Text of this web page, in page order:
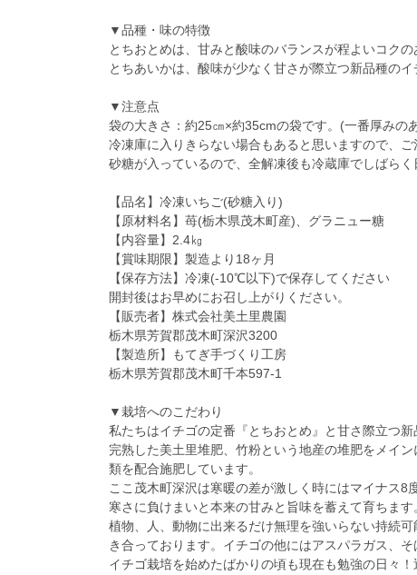
▼品種・味の特徴
とちおとめは、甘みと酸味のバランスが程よいコクの
とちあいかは、酸味が少なく甘さが際立つ新品種のイ
▼注意点
袋の大きさ：約25㎝×約35cmの袋です。(一番厚みの
冷凍庫に入りきらない場合もあると思いますので、ご
砂糖が入っているので、全解凍後も冷蔵庫でしばらく
【品名】冷凍いちご(砂糖入り)
【原材料名】苺(栃木県茂木町産)、グラニュー糖
【内容量】2.4㎏
【賞味期限】製造より18ヶ月
【保存方法】冷凍(-10℃以下)で保存してください
開封後はお早めにお召し上がりください。
【販売者】株式会社美土里農園
栃木県芳賀郡茂木町深沢3200
【製造所】もてぎ手づくり工房
栃木県芳賀郡茂木町千本597-1
▼栽培へのこだわり
私たちはイチゴの定番『とちおとめ』と甘さ際立つ
完熟した美土里堆肥、竹粉という地産の堆肥をメイ
類を配合施肥しています。
ここ茂木町深沢は寒暖の差が激しく時にはマイナス8
寒さに負けまいと本来の甘みと旨味を蓄えて育ちます
植物、人、動物に出来るだけ無理を強いらない持続
き合っております。イチゴの他にはアスパラガス、そ
イチゴ栽培を始めたばかりの頃も現在も勉強の日々